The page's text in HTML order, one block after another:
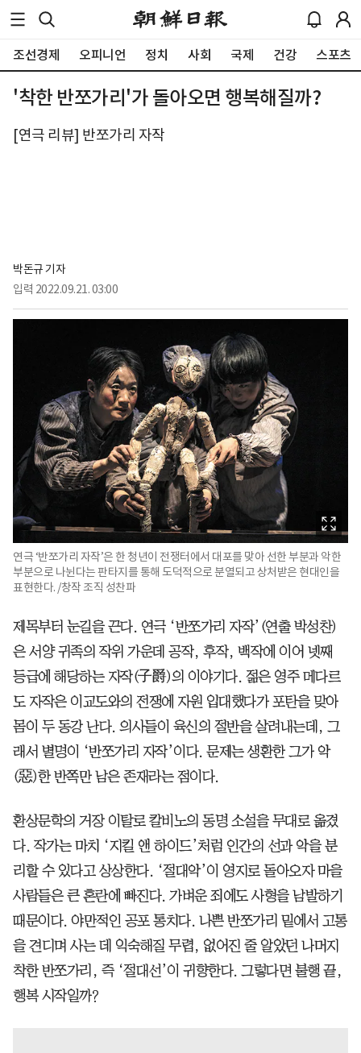
조선경제 오피니언 정치 사회 국제 건강 스포츠
'착한 반쪼가리'가 돌아오면 행복해질까?
[연극 리뷰] 반쪼가리 자작
박돈규 기자
입력 2022.09.21. 03:00
연극 ‘반쪼가리 자작’은 한 청년이 전쟁터에서 대포를 맞아 선한 부분과 악한
부분으로 나뉜다는 판타지를 통해 도덕적으로 분열되고 상처받은 현대인을
표현한다. /창작 조직 성찬파
제목부터 눈길을 끈다. 연극 ‘반쪼가리 자작’(연출 박성찬)
은 서양 귀족의 작위 가운데 공작, 후작, 백작에 이어 넷째
등급에 해당하는 자작(子爵)의 이야기다. 젊은 영주 메다르
도 자작은 이교도와의 전쟁에 자원 입대했다가 포탄을 맞아
몸이 두 동강 난다. 의사들이 육신의 절반을 살려내는데, 그
래서 별명이 ‘반쪼가리 자작’이다. 문제는 생환한 그가 악
(惡)한 반쪽만 남은 존재라는 점이다.
환상문학의 거장 이탈로 칼비노의 동명 소설을 무대로 옮겼
다. 작가는 마치 ‘지킬 앤 하이드’처럼 인간의 선과 악을 분
리할 수 있다고 상상한다. ‘절대악’이 영지로 돌아오자 마을
사람들은 큰 혼란에 빠진다. 가벼운 죄에도 사형을 남발하기
때문이다. 야만적인 공포 통치다. 나쁜 반쪼가리 밑에서 고통
을 견디며 사는 데 익숙해질 무렵, 없어진 줄 알았던 나머지
착한 반쪼가리, 즉 ‘절대선’이 귀향한다. 그렇다면 불행 끝,
행복 시작일까?